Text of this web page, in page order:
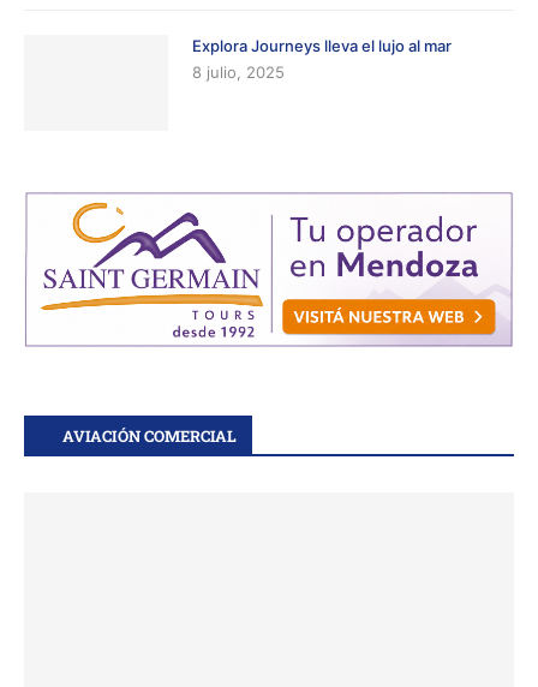
Explora Journeys lleva el lujo al mar
8 julio, 2025
AVIACIÓN COMERCIAL